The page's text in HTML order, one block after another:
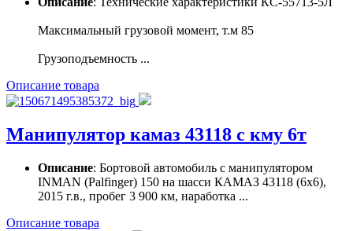
Максимальный грузовой момент, т.м 85
Грузоподъемность ...
Описание товара
Манипулятор камаз 43118 с кму 6т
Описание: Бортовой автомобиль с манипулятором
INMAN (Palfinger) 150 на шасси КАМАЗ 43118 (6х6),
2015 г.в., пробег 3 900 км, наработка ...
Описание товара